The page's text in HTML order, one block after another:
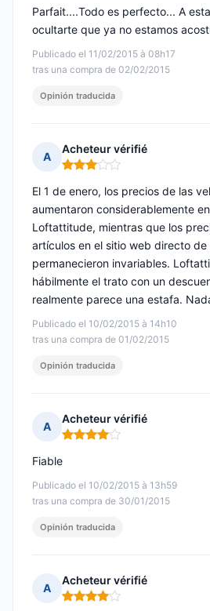
Publicado el 11/02/2015 à 08h17
tras una compra de 02/02/2015
Parfait....Todo es perfecto... A
ocultarte que ya no estamos
Opinión traducida
A
Acheteur vérifié
Nota: 3 de 5
Publicado el 10/02/2015 à 14h10
tras una compra de 01/02/2015
El 1 de enero, los precios de las
aumentaron considerablemente
Loftattitude, mientras que los
artículos en el sitio web directo de
permanecieron invariables.
hábilmente el trato con un
realmente parece una estafa.
Opinión traducida
A
Acheteur vérifié
Nota: 4 de 5
Publicado el 10/02/2015 à 13h59
tras una compra de 30/01/2015
Fiable
Opinión traducida
A
Acheteur vérifié
Nota: 4 de 5